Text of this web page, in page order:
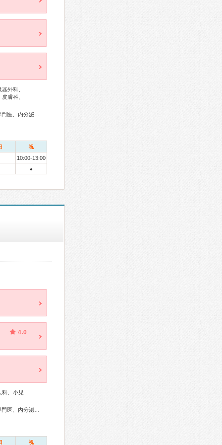
外科、
膚科、
祝
10:00-13:00
●
4.0
、小児
祝